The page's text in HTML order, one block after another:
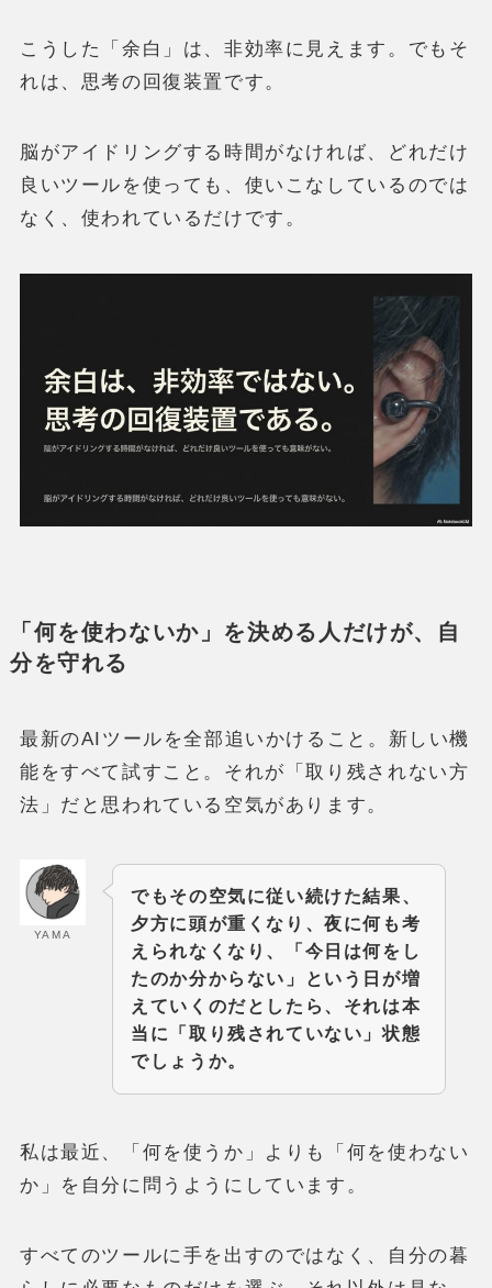
こうした「余白」は、非効率に見えます。でもそ
れは、思考の回復装置です。
脳がアイドリングする時間がなければ、どれだけ
良いツールを使っても、使いこなしているのでは
なく、使われているだけです。
「何を使わないか」を決める人だけが、自
分を守れる
最新のAIツールを全部追いかけること。新しい機
能をすべて試すこと。それが「取り残されない方
法」だと思われている空気があります。
YAMA
でもその空気に従い続けた結果、
夕方に頭が重くなり、夜に何も考
えられなくなり、「今日は何をし
たのか分からない」という日が増
えていくのだとしたら、それは本
当に「取り残されていない」状態
でしょうか。
私は最近、「何を使うか」よりも「何を使わない
か」を自分に問うようにしています。
すべてのツールに手を出すのではなく、自分の暮